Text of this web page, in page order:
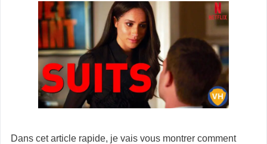
Dans cet article rapide, je vais vous montrer comment